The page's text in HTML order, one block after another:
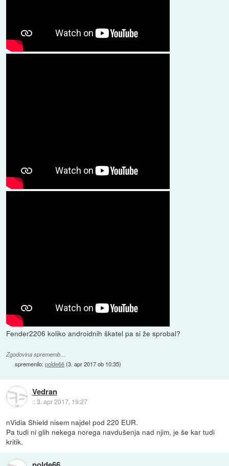
Fender2206 koliko androidnih škatel pa si že sprobal?
Zgodovina sprememb…
spremenilo:polde66(3. apr 2017 ob 10:35)
Vedran
::3. apr 2017, 19:27
nVidia Shield nisem najdel pod 220 EUR.
Pa tudi ni glih nekega norega navdušenja nad njim, je še kar tudi
kritik.